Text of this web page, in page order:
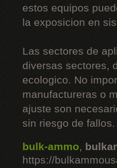
estos equipos
la exposicion en
Las sectores de
diversas sectores,
ecologico. No
manufactureras o
ajuste son
sin riesgo de fallos.
bulk-ammo,
https://